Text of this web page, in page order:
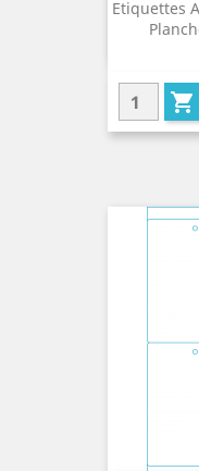
Etiquettes
